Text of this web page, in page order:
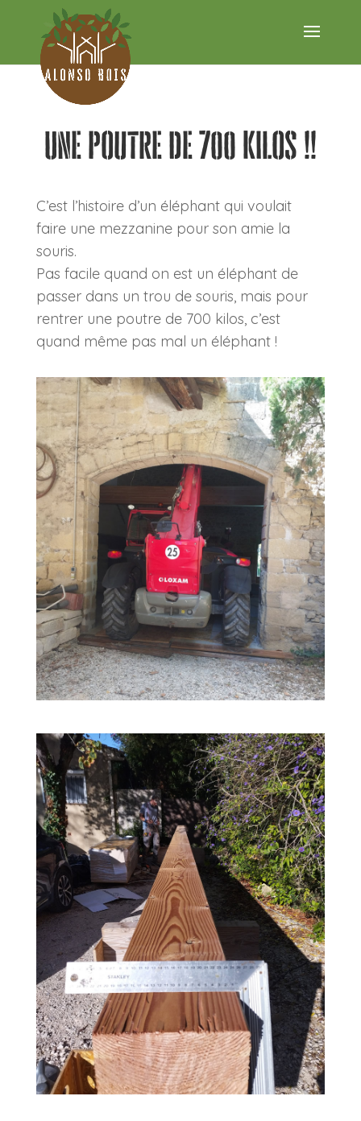
Une poutre de 700 kilos !!
C’est l’histoire d’un éléphant qui voulait
faire une mezzanine pour son amie la
souris.
Pas facile quand on est un éléphant de
passer dans un trou de souris, mais pour
rentrer une poutre de 700 kilos, c’est
quand même pas mal un éléphant !